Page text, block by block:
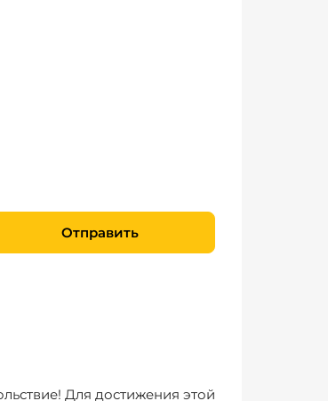
Отправить
Для достижения этой